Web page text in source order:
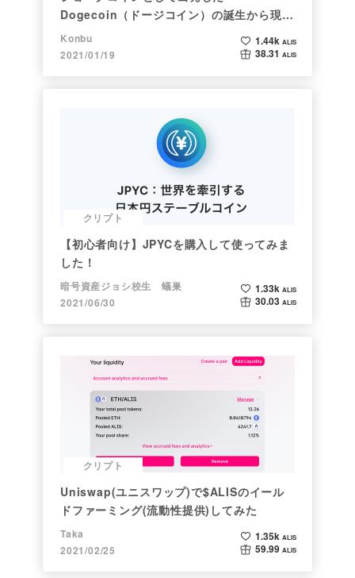
Dogecoin（ドージコイン）の誕生から現在
まで。注目される非証券性🐶
Konbu
2021/01/19
1.44k ALIS
38.31 ALIS
クリプト
【初心者向け】JPYCを購入して使ってみま
した！
暗号資産ジョシ校生 蟻巣
2021/06/30
1.33k ALIS
30.03 ALIS
クリプト
Uniswap(ユニスワップ)で$ALISのイール
ドファーミング(流動性提供)してみた
Taka
2021/02/25
1.35k ALIS
59.99 ALIS